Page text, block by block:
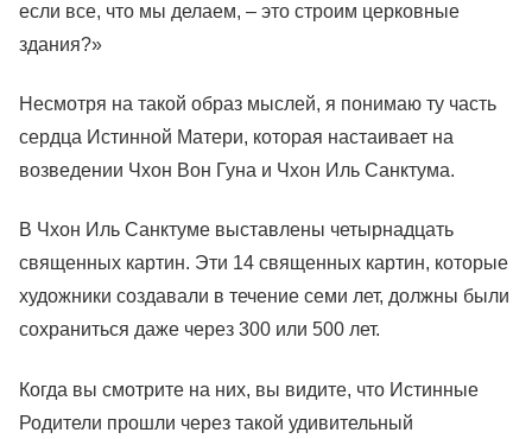
если все, что мы делаем, – это строим церковные
здания?»
Несмотря на такой образ мыслей, я понимаю ту часть
сердца Истинной Матери, которая настаивает на
возведении Чхон Вон Гуна и Чхон Иль Санктума.
В Чхон Иль Санктуме выставлены четырнадцать
священных картин. Эти 14 священных картин, которые
художники создавали в течение семи лет, должны были
сохраниться даже через 300 или 500 лет.
Когда вы смотрите на них, вы видите, что Истинные
Родители прошли через такой удивительный